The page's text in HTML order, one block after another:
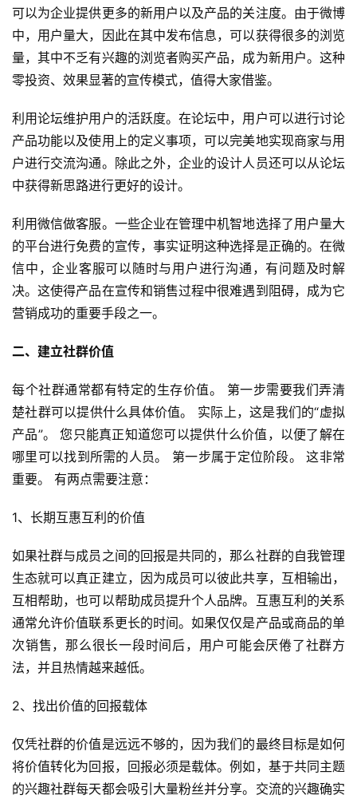
可以为企业提供更多的新用户以及产品的关注度。由于微博
中，用户量大，因此在其中发布信息，可以获得很多的浏览
量，其中不乏有兴趣的浏览者购买产品，成为新用户。这种
零投资、效果显著的宣传模式，值得大家借鉴。
利用论坛维护用户的活跃度。在论坛中，用户可以进行讨论
产品功能以及使用上的定义事项，可以完美地实现商家与用
户进行交流沟通。除此之外，企业的设计人员还可以从论坛
中获得新思路进行更好的设计。
利用微信做客服。一些企业在管理中机智地选择了用户量大
的平台进行免费的宣传，事实证明这种选择是正确的。在微
信中，企业客服可以随时与用户进行沟通，有问题及时解
决。这使得产品在宣传和销售过程中很难遇到阻碍，成为它
营销成功的重要手段之一。
二、建立社群价值
每个社群通常都有特定的生存价值。 第一步需要我们弄清
楚社群可以提供什么具体价值。 实际上，这是我们的“虚拟
产品”。 您只能真正知道您可以提供什么价值，以便了解在
哪里可以找到所需的人员。 第一步属于定位阶段。 这非常
重要。 有两点需要注意：
1、长期互惠互利的价值
如果社群与成员之间的回报是共同的，那么社群的自我管理
生态就可以真正建立，因为成员可以彼此共享，互相输出，
互相帮助，也可以帮助成员提升个人品牌。互惠互利的关系
通常允许价值联系更长的时间。如果仅仅是产品或商品的单
次销售，那么很长一段时间后，用户可能会厌倦了社群方
法，并且热情越来越低。
2、找出价值的回报载体
仅凭社群的价值是远远不够的，因为我们的最终目标是如何
将价值转化为回报，回报必须是载体。例如，基于共同主题
的兴趣社群每天都会吸引大量粉丝并分享。交流的兴趣确实